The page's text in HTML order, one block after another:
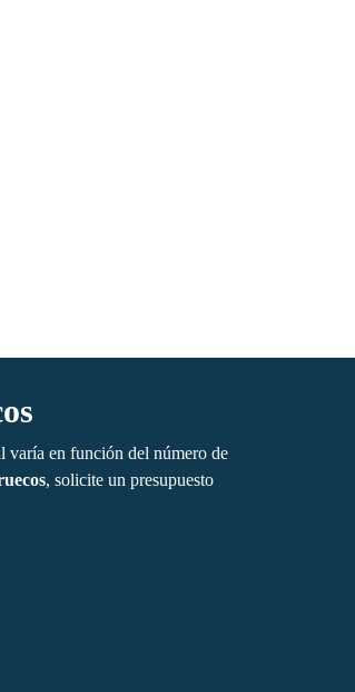
varía en función del número de
, solicite un presupuesto